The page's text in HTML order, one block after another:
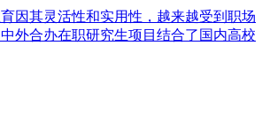
因其灵活性和实用性，越来越受到职场
外合办在职研究生项目结合了国内高校